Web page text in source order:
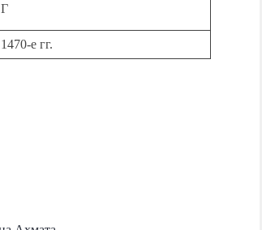
Г
1470-е гг.